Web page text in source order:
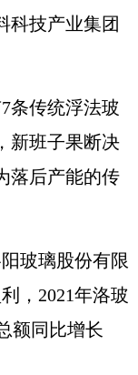
科技产业集团
7条传统浮法玻
新班子果断决
落后产能的传
玻璃股份有限
，2021年洛玻
额同比增长